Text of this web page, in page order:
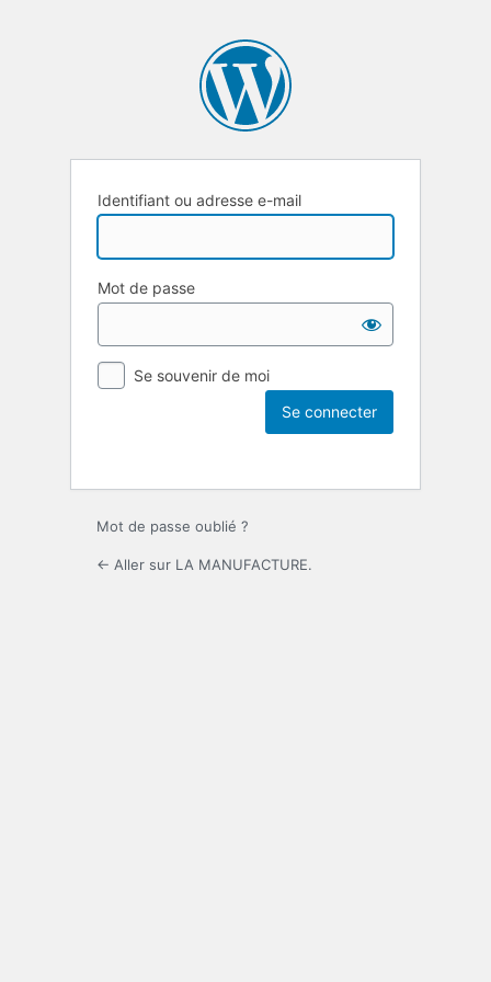
Identifiant ou adresse e-mail
Mot de passe
Se souvenir de moi
Mot de passe oublié ?
← Aller sur LA MANUFACTURE.